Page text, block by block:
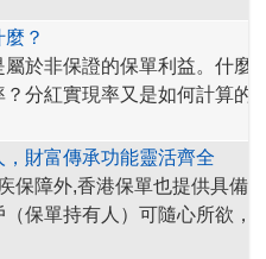
保險公司的保單分紅實現率，
的網站列表
list_of_
？
於非保證的保單利益。什麼
分紅實現率又是如何計算的
>官網 https://www.ia.org.hk/tc/
摘錄 以下內容，歡迎參考。
財富傳承功能靈活齊全
保障外,香港保單也提供具備
保單持有人）可隨心所欲，